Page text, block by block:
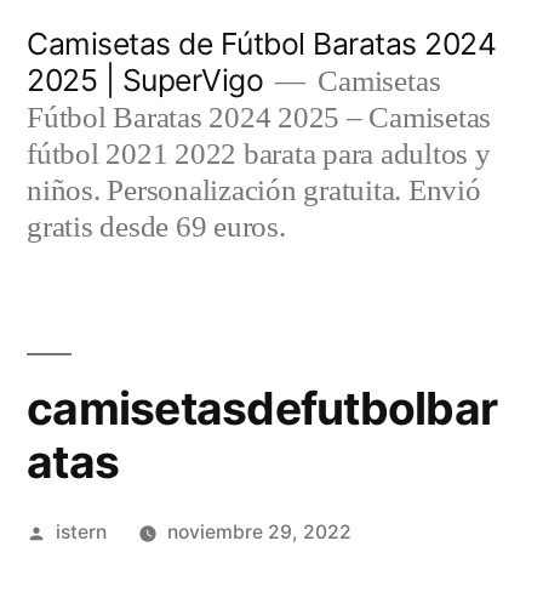
contenido
Camisetas de Fútbol Baratas 2024
2025 | SuperVigo
Camisetas
Fútbol Baratas 2024 2025 – Camisetas
fútbol 2021 2022 barata para adultos y
niños. Personalización gratuita. Envió
gratis desde 69 euros.
camisetasdefutbolbar
atas
Publicado
istern noviembre 29, 2022